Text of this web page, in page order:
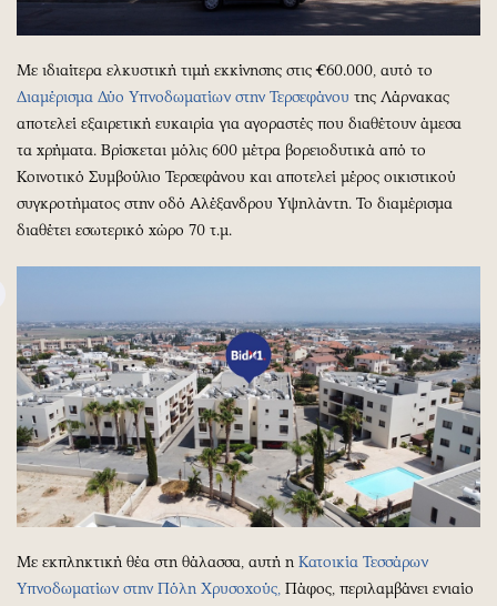
Με ιδιαίτερα ελκυστική τιμή εκκίνησης στις €60.000, αυτό το
Διαμέρισμα Δύο Υπνοδωματίων στην Τερσεφάνου της Λάρνακας
αποτελεί εξαιρετική ευκαιρία για αγοραστές που διαθέτουν άμεσα
τα χρήματα. Βρίσκεται μόλις 600 μέτρα βορειοδυτικά από το
Κοινοτικό Συμβούλιο Τερσεφάνου και αποτελεί μέρος οικιστικού
συγκροτήματος στην οδό Αλέξανδρου Υψηλάντη. Το διαμέρισμα
διαθέτει εσωτερικό χώρο 70 τ.μ.
Με εκπληκτική θέα στη θάλασσα, αυτή η Κατοικία Τεσσάρων
Υπνοδωματίων στην Πόλη Χρυσοχούς, Πάφος, περιλαμβάνει ενιαίο